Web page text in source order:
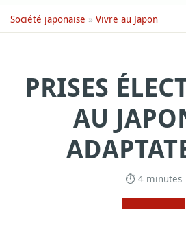
Société japonaise » Vivre au Japon
PRISES
AU
⏱ 4 minutes